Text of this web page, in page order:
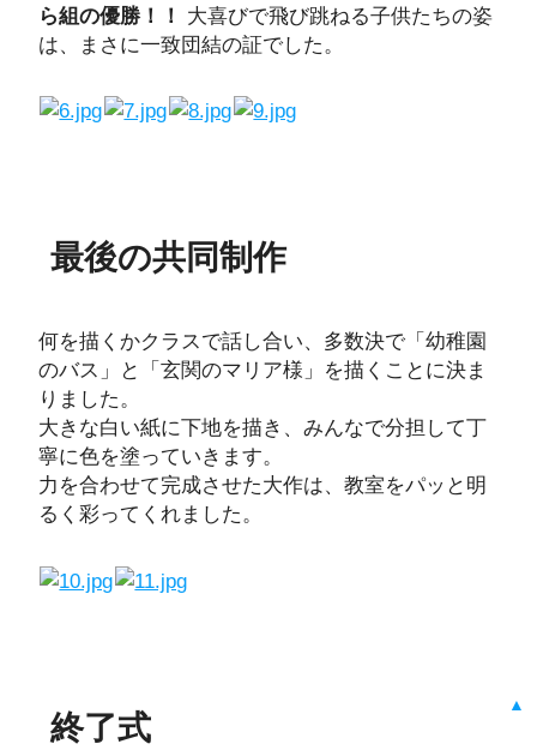
ら組の優勝！！
大喜びで飛び跳ねる子供たちの姿
は、まさに一致団結の証でした。
最後の共同制作
何を描くかクラスで話し合い、多数決で「幼稚園
のバス」と「玄関のマリア様」を描くことに決ま
りました。
大きな白い紙に下地を描き、みんなで分担して丁
寧に色を塗っていきます。
力を合わせて完成させた大作は、教室をパッと明
るく彩ってくれました。
終了式
▲